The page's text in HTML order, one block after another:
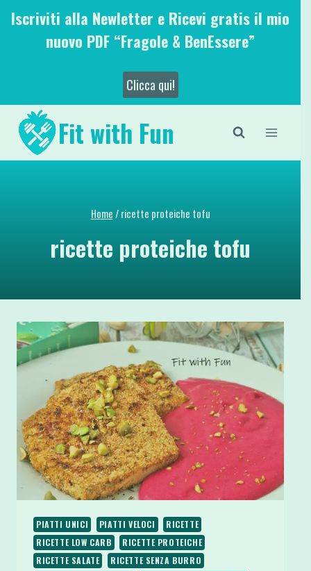
SaltaIscriviti alla Newletter e Ricevi gratis il mio
nuovo PDF “Fragole & BenEssere”
Clicca qui!
Fit with Fun
Home/ ricette proteiche tofu
ricette proteiche tofu
PIATTI UNICI PIATTI VELOCI
RICETTE
RICETTE LOW CARB
RICETTE PROTEICHE
RICETTE SALATE
RICETTE SENZA BURRO